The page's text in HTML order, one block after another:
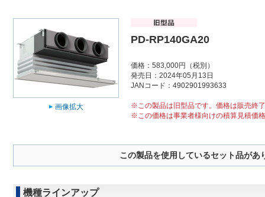
画像拡大
PD-RP140GA20
価格：583,000円（税別）
発売日：2024年05月13日
JANコード：4902901993633
※この製品は旧型品です。価格は販売終
※この価格は事業者様向けの積算見積価
この製品を使用しているセット品があ
機種ラインアップ